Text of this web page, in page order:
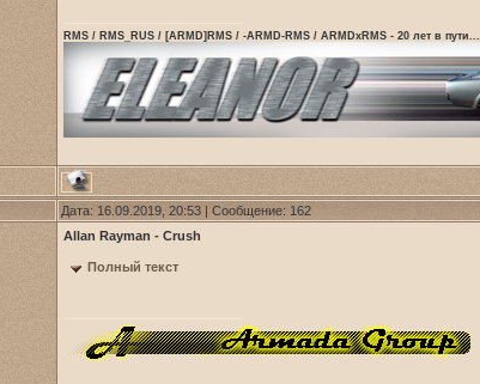
RMS / RMS_RUS / [ARMD]RMS / -ARMD-RMS / ARMDxRMS - 20 лет в пути...
Дата: 16.09.2019, 20:53 | Сообщение: 162
Allan Rayman - Crush
Полный текст